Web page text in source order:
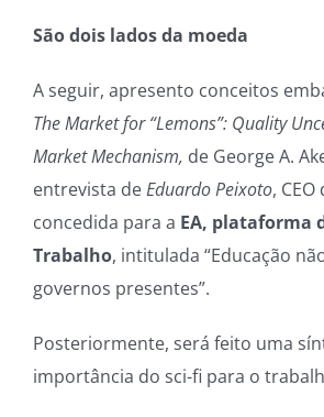
São dois lados da moeda
A seguir, apresento conceitos
The Market for “Lemons”: Quality
Market Mechanism, de George A.
entrevista deEduardo Peixoto, CEO
concedida para a EA, plataforma
Trabalho, intitulada “Educação
governos presentes”.
Posteriormente, será feito uma
importância do sci-fi para o